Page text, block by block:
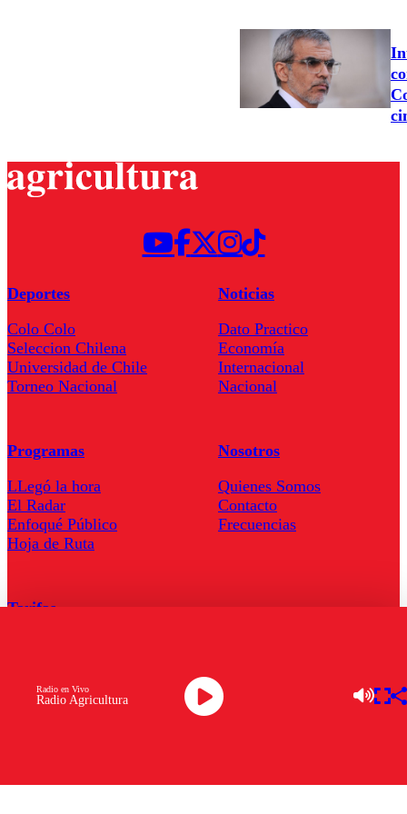
Radio Agricultura
Radio en Vivo
Deportes
Colo Colo
Seleccion Chilena
Universidad de Chile
Torneo Nacional
Noticias
Dato Practico
Economía
Internacional
Nacional
Programas
LLegó la hora
El Radar
Enfoqué Público
Hoja de Ruta
Nosotros
Quienes Somos
Contacto
Frecuencias
Tarifas
Descarga la APP